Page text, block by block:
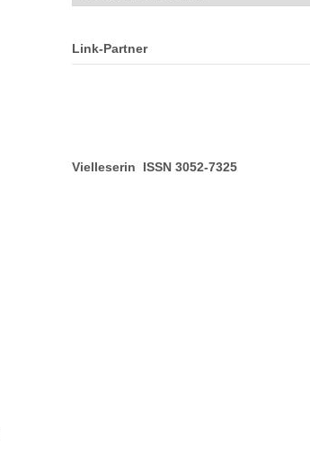
Link-Partner
Vielleserin ISSN 3052-7325